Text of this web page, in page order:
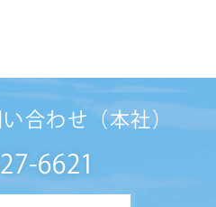
合わせ（本社）
6621